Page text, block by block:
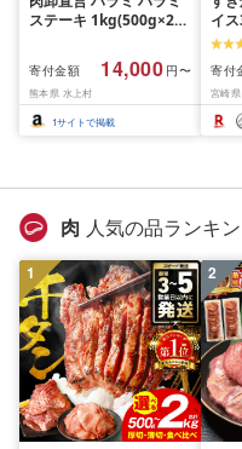
ステーキ 1kg(500g×2パ
らみ 牛はらみ 厚切りハ
ラミ 肉 牛肉 [肉卸厳選
究極の多汁感 極厚ハラ
ミステーキ1kg] (1kg, 1,
寄付金額 14,000 円〜
熊本県 水上村
1サイトで掲載
イ
ラン
ー
肉
すき
ー
寄付
宮崎
肉 人気の品ランキ
1 2